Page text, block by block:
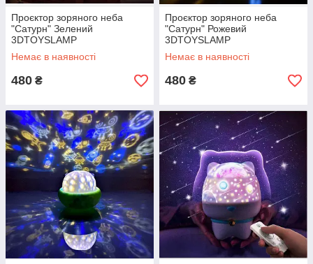
Проєктор зоряного неба
"Сатурн" Зелений
3DTOYSLAMP
Немає в наявності
480 ₴
Проєктор зоряного неба
"Сатурн" Рожевий
3DTOYSLAMP
Немає в наявності
480 ₴